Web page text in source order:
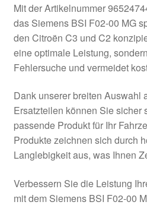
Lieferung
Mein Konto
Über uns
Warenkorb
Weltweiter Versand
Mit der Artikelnummer
das Siemens BSI F02-00 MG
den Citroën C3 und C2
eine optimale Leistung,
Fehlersuche und vermeidet
Dank unserer breiten Auswahl
Ersatzteilen können Sie sicher
passende Produkt für Ihr
Produkte zeichnen sich durch
Langlebigkeit aus, was Ihnen
Verbessern Sie die Leistung
mit dem Siemens BSI F02-00